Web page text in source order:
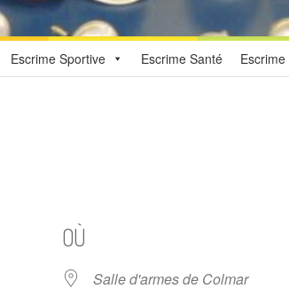
Escrime Sportive Escrime Santé
OÙ
Salle d'armes de Colmar